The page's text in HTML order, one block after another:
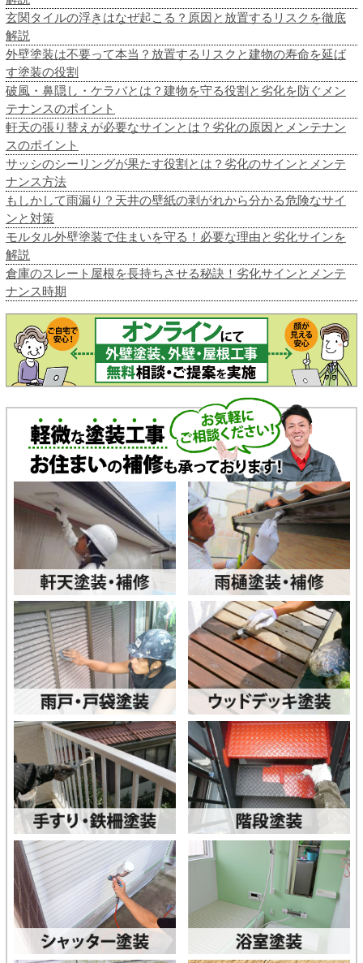
玄関タイルの浮きはなぜ起こる？原因と放置するリスクを徹底
解説
外壁塗装は不要って本当？放置するリスクと建物の寿命を延ば
す塗装の役割
破風・鼻隠し・ケラバとは？建物を守る役割と劣化を防ぐメン
テナンスのポイント
軒天の張り替えが必要なサインとは？劣化の原因とメンテナン
スのポイント
サッシのシーリングが果たす役割とは？劣化のサインとメンテ
ナンス方法
もしかして雨漏り？天井の壁紙の剥がれから分かる危険なサイ
ンと対策
モルタル外壁塗装で住まいを守る！必要な理由と劣化サインを
解説
倉庫のスレート屋根を長持ちさせる秘訣！劣化サインとメンテ
ナンス時期